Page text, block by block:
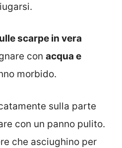
scarpe in vera
con acqua e
morbido.
sulla parte
con un panno pulito.
che asciughino per